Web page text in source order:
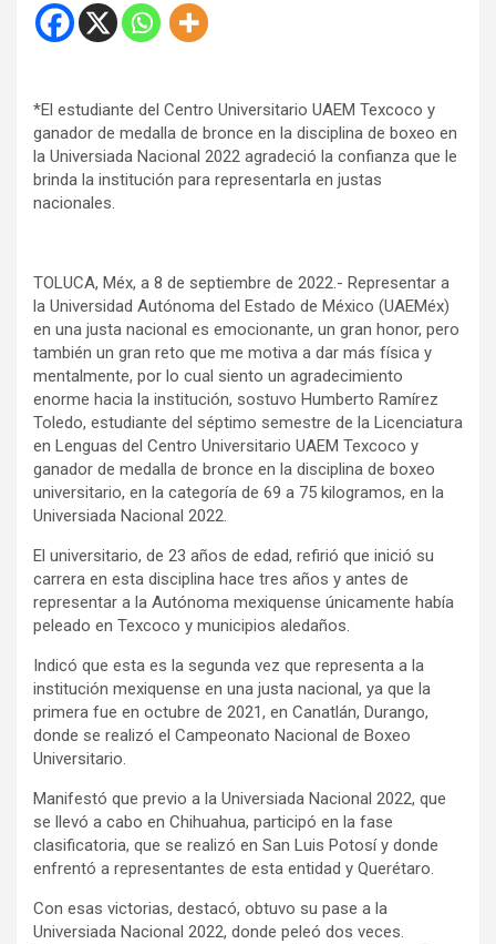
*El estudiante del Centro Universitario UAEM Texcoco y
ganador de medalla de bronce en la disciplina de boxeo en
la Universiada Nacional 2022 agradeció la confianza que le
brinda la institución para representarla en justas
nacionales.
TOLUCA, Méx, a 8 de septiembre de 2022.- Representar a
la Universidad Autónoma del Estado de México (UAEMéx)
en una justa nacional es emocionante, un gran honor, pero
también un gran reto que me motiva a dar más física y
mentalmente, por lo cual siento un agradecimiento
enorme hacia la institución, sostuvo Humberto Ramírez
Toledo, estudiante del séptimo semestre de la Licenciatura
en Lenguas del Centro Universitario UAEM Texcoco y
ganador de medalla de bronce en la disciplina de boxeo
universitario, en la categoría de 69 a 75 kilogramos, en la
Universiada Nacional 2022.
El universitario, de 23 años de edad, refirió que inició su
carrera en esta disciplina hace tres años y antes de
representar a la Autónoma mexiquense únicamente había
peleado en Texcoco y municipios aledaños.
Indicó que esta es la segunda vez que representa a la
institución mexiquense en una justa nacional, ya que la
primera fue en octubre de 2021, en Canatlán, Durango,
donde se realizó el Campeonato Nacional de Boxeo
Universitario.
Manifestó que previo a la Universiada Nacional 2022, que
se llevó a cabo en Chihuahua, participó en la fase
clasificatoria, que se realizó en San Luis Potosí y donde
enfrentó a representantes de esta entidad y Querétaro.
Con esas victorias, destacó, obtuvo su pase a la
Universiada Nacional 2022, donde peleó dos veces.